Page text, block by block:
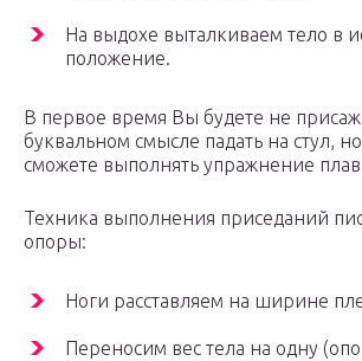
На выдохе выталкиваем тело в
положение.
В первое время Вы будете не
буквальном смысле падать на стул,
сможете выполнять упражнение
Техника выполнения приседаний
опоры:
Ноги расставляем на ширине
Переносим вес тела на одну